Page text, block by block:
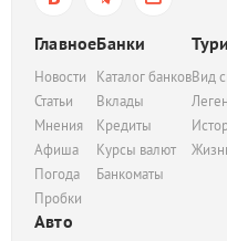
Главное
Новости
Статьи
Мнения
Афиша
Погода
Пробки
Банки
Каталог банков
Вклады
Кредиты
Курсы валют
Банкоматы
Вид
Авто